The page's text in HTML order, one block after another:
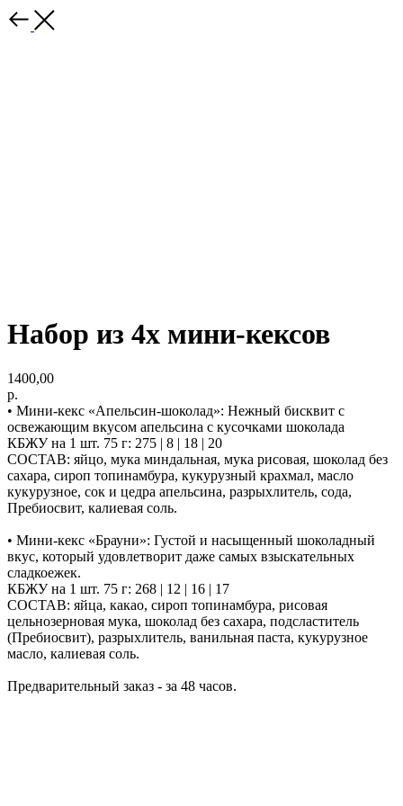
Набор из 4х мини-кексов
1400,00
р.
• Мини-кекс «Апельсин-шоколад»: Нежный бисквит с
освежающим вкусом апельсина с кусочками шоколада
КБЖУ на 1 шт. 75 г: 275 | 8 | 18 | 20
СОСТАВ: яйцо, мука миндальная, мука рисовая, шоколад без
сахара, сироп топинамбура, кукурузный крахмал, масло
кукурузное, сок и цедра апельсина, разрыхлитель, сода,
Пребиосвит, калиевая соль.
• Мини-кекс «Брауни»: Густой и насыщенный шоколадный
вкус, который удовлетворит даже самых взыскательных
сладкоежек.
КБЖУ на 1 шт. 75 г: 268 | 12 | 16 | 17
СОСТАВ: яйца, какао, сироп топинамбура, рисовая
цельнозерновая мука, шоколад без сахара, подсластитель
(Пребиосвит), разрыхлитель, ванильная паста, кукурузное
масло, калиевая соль.
Предварительный заказ - за 48 часов.